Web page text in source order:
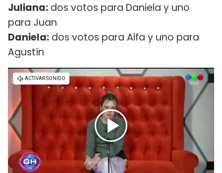
Juliana: dos votos para Daniela y uno
para Juan
Daniela: dos votos para Alfa y uno para
Agustín